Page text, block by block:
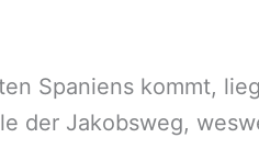
Spaniens kommt,
der Jakobsweg,